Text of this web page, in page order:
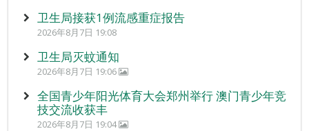
卫生局接获1例流感重症报告
2026年8月7日 19:08
卫生局灭蚊通知
2026年8月7日 19:06
全国青少年阳光体育大会郑州举行 澳门青少年竞
技交流收获丰
2026年8月7日 19:04